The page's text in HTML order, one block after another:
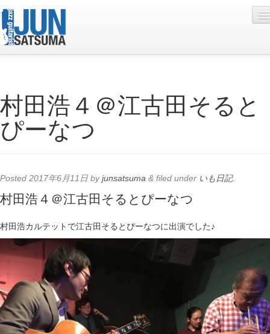
Live Schedule
Discography
Contact
Online Lesson
村田浩４＠江古田そると
ぴーなつ
Posted 2017年6月11日 byjunsatsuma & filed under いも日記.
村田浩４＠江古田そるとぴーなつ
村田浩カルテットで江古田そるとぴーなつに出演でした♪